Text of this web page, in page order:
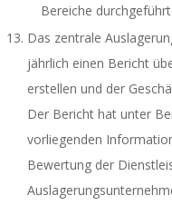
Bereiche
Das zentrale
jährlich einen Bericht
erstellen und der
Der Bericht hat unter
vorliegenden
Bewertung der